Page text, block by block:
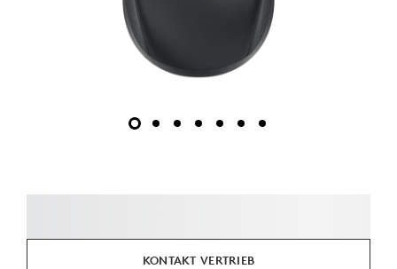
KONTAKT VERTRIEB